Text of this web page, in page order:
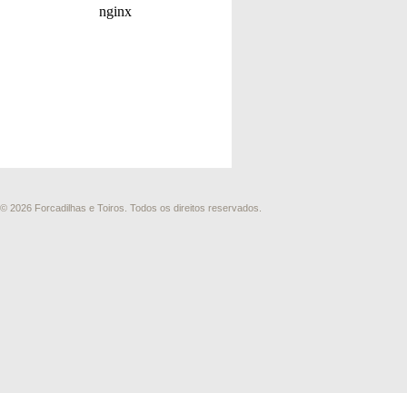
© 2026 Forcadilhas e Toiros. Todos os direitos reservados.